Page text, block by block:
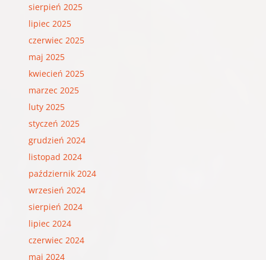
sierpień 2025
lipiec 2025
czerwiec 2025
maj 2025
kwiecień 2025
marzec 2025
luty 2025
styczeń 2025
grudzień 2024
listopad 2024
październik 2024
wrzesień 2024
sierpień 2024
lipiec 2024
czerwiec 2024
maj 2024